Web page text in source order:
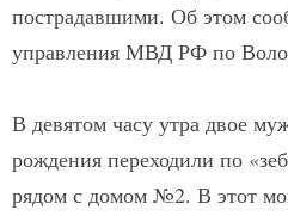
пострадавшими. Об этом
управления МВД РФ по
В девятом часу утра двое
рождения переходили по
рядом с домом №2. В этот